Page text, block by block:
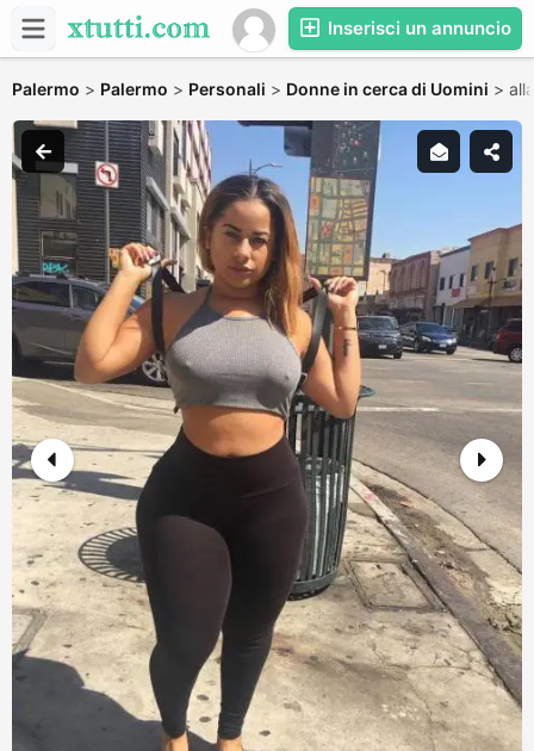
Inserisci un annuncio
Palermo > Palermo > Personali > Donne in cerca di Uomini >